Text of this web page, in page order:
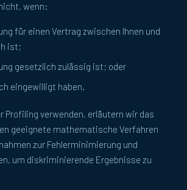
wenn:
für einen Vertrag zwischen Ihnen und
ist;
gesetzlich zulässig ist; oder
eingewilligt haben.
Profiling verwenden, erläutern wir das
geeignete mathematische Verfahren
zur Fehlerminimierung und
um diskriminierende Ergebnisse zu